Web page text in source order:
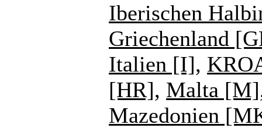
Iberischen
Griechenland
Italien [I],
[HR], Malta [M]
Mazedonien